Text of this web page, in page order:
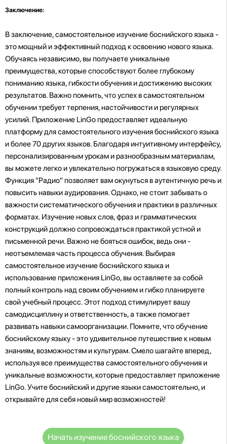
Заключение:
В заключение, самостоятельное изучение боснийского языка -
это мощный и эффективный подход к освоению нового языка.
Обучаясь независимо, вы получаете уникальные
преимущества, которые способствуют более глубокому
пониманию языка, гибкости обучения и достижению высоких
результатов. Важно помнить, что успех в самостоятельном
обучении требует терпения, настойчивости и регулярных
усилий. Приложение LinGo предоставляет идеальную
платформу для самостоятельного изучения боснийского языка
и более 70 других языков. Благодаря интуитивному интерфейсу,
персонализированным урокам и разнообразным материалам,
вы можете легко и увлекательно погружаться в языковую среду.
Функция "Радио" позволяет вам окунуться в аутентичную речь и
повысить навыки аудирования. Однако, не стоит забывать о
важности систематического обучения и практики в различных
форматах. Изучение новых слов, фраз и грамматических
конструкций должно сопровождаться практикой устной и
письменной речи. Важно не бояться ошибок, ведь они -
неотъемлемая часть процесса обучения. Выбирая
самостоятельное изучение боснийского языка и
использование приложения LinGo, вы оставляете за собой
полный контроль над своим обучением и гибко планируете
свой учебный процесс. Этот подход стимулирует вашу
самодисциплину и ответственность, а также помогает
развивать навыки самоорганизации. Помните, что обучение
боснийскому языку - это удивительное путешествие к новым
знаниям, возможностям и культурам. Смело шагайте вперед,
используя все преимущества самостоятельного обучения и
уникальные возможности, которые предоставляет приложение
LinGo. Учите боснийский и другие языки самостоятельно, и
открывайте для себя новый мир возможностей!
Начать изучение боснийского языка